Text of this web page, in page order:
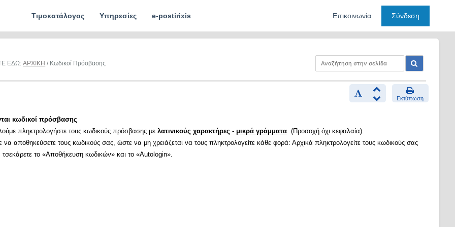
Τιμοκατάλογος Υπηρεσίες e-postirixis Επικοινωνία Σύνδεση
ΕΔΩ:ΑΡΧΙΚΗ / Κωδικοί Πρόσβασης
Εκτύπωση
κωδικοί πρόσβασης
πληκτρολογήστε τους κωδικούς πρόσβασης μελατινικούς χαρακτήρες - μικρά γράμματα (Προσοχή όχι κεφαλαία).
να αποθηκεύσετε τους κωδικούς σας, ώστε να μη χρειάζεται να τους πληκτρολογείτε κάθε φορά: Αρχικά πληκτρολογείτε τους κωδικούς σας
τσεκάρετε το «Αποθήκευση κωδικών» και το «Autologin».